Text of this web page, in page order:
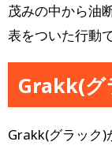
茂みの中から油
表をついた行動
Grakk(グ
Grakk(グラック)